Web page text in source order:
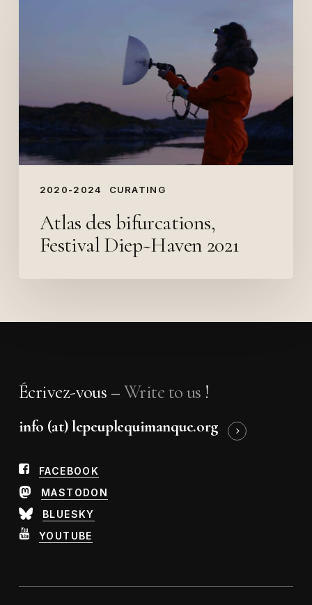
2020-2024 CURATING
Atlas des bifurcations,
Festival Diep~Haven 2021
Écrivez-vous –Write to us !
info (at) lepeuplequimanque.org
FACEBOOK
MASTODON
BLUESKY
YOUTUBE